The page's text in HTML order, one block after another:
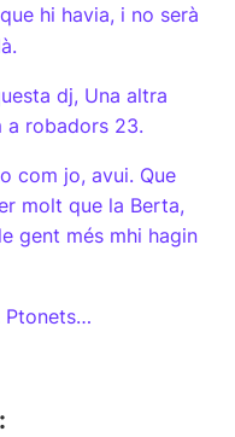
hi havia, i no serà
dj, Una altra
a robadors 23.
com jo, avui. Que
molt que la Berta,
gent més mhi hagin
Ptonets…